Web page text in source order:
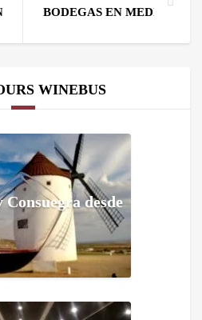
BONITAS HISTORIAS EN EL
BODEGAS EN MEDINA
WINEBUS
Consuegra desde